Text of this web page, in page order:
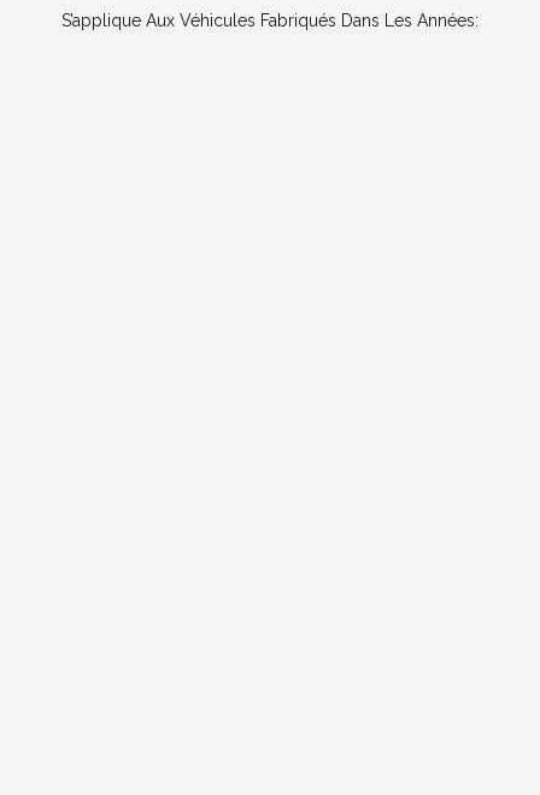
S’applique Aux Véhicules Fabriqués Dans Les Années: